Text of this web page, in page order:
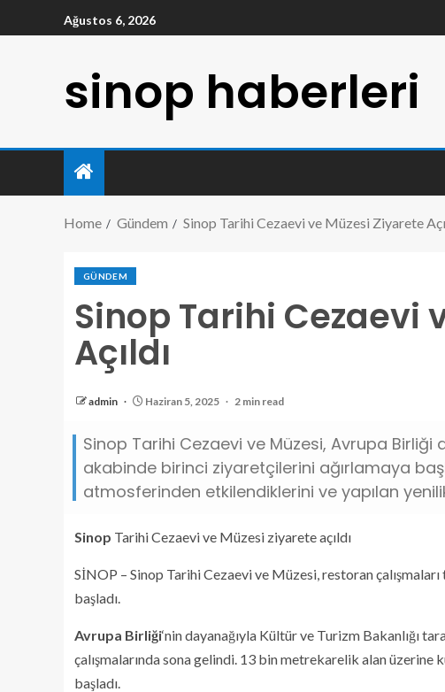
Ağustos 6, 2026
sinop haberleri
Home Gündem Sinop Tarihi Cezaevi ve Müzesi Ziyarete
GÜNDEM
Sinop Tarihi Cezaevi
Açıldı
admin Haziran 5, 2025 2 min read
Sinop Tarihi Cezaevi ve Müzesi, Avrupa Birliği
akabinde birinci ziyaretçilerini ağırlamaya
atmosferinden etkilendiklerini ve yapılan
Sinop Tarihi Cezaevi ve Müzesi ziyarete açıldı
SİNOP – Sinop Tarihi Cezaevi ve Müzesi, restoran
başladı.
Avrupa Birliği‘nin dayanağıyla Kültür ve Turizm Bakanlığı
çalışmalarında sona gelindi. 13 bin metrekarelik alan
başladı.